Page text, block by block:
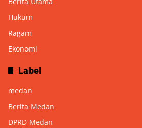
Hukum
Ragam
Ekonomi
Label
medan
Berita Medan
DPRD Medan